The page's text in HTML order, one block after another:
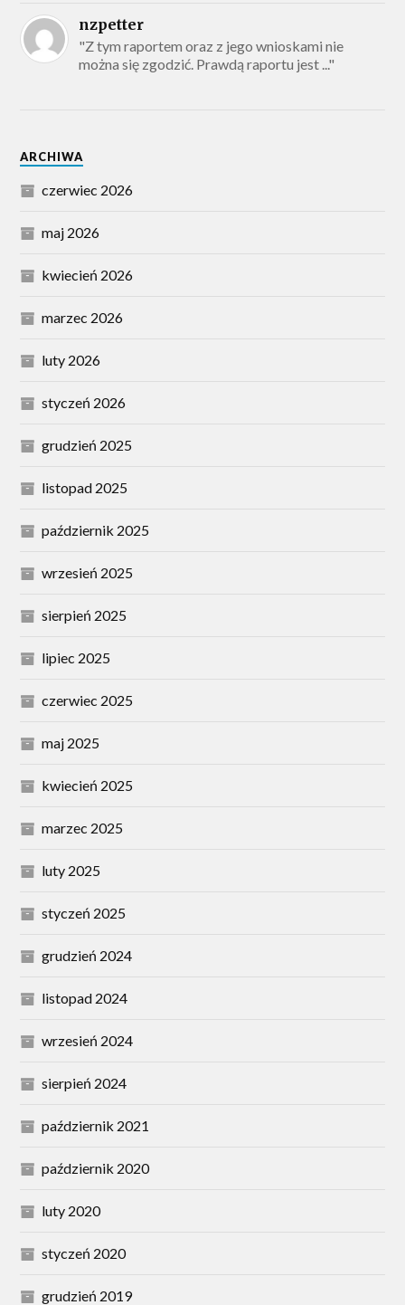
nzpetter
"Z tym raportem oraz z jego wnioskami nie
można się zgodzić. Prawdą raportu jest ..."
ARCHIWA
czerwiec 2026
maj 2026
kwiecień 2026
marzec 2026
luty 2026
styczeń 2026
grudzień 2025
listopad 2025
październik 2025
wrzesień 2025
sierpień 2025
lipiec 2025
czerwiec 2025
maj 2025
kwiecień 2025
marzec 2025
luty 2025
styczeń 2025
grudzień 2024
listopad 2024
wrzesień 2024
sierpień 2024
październik 2021
październik 2020
luty 2020
styczeń 2020
grudzień 2019